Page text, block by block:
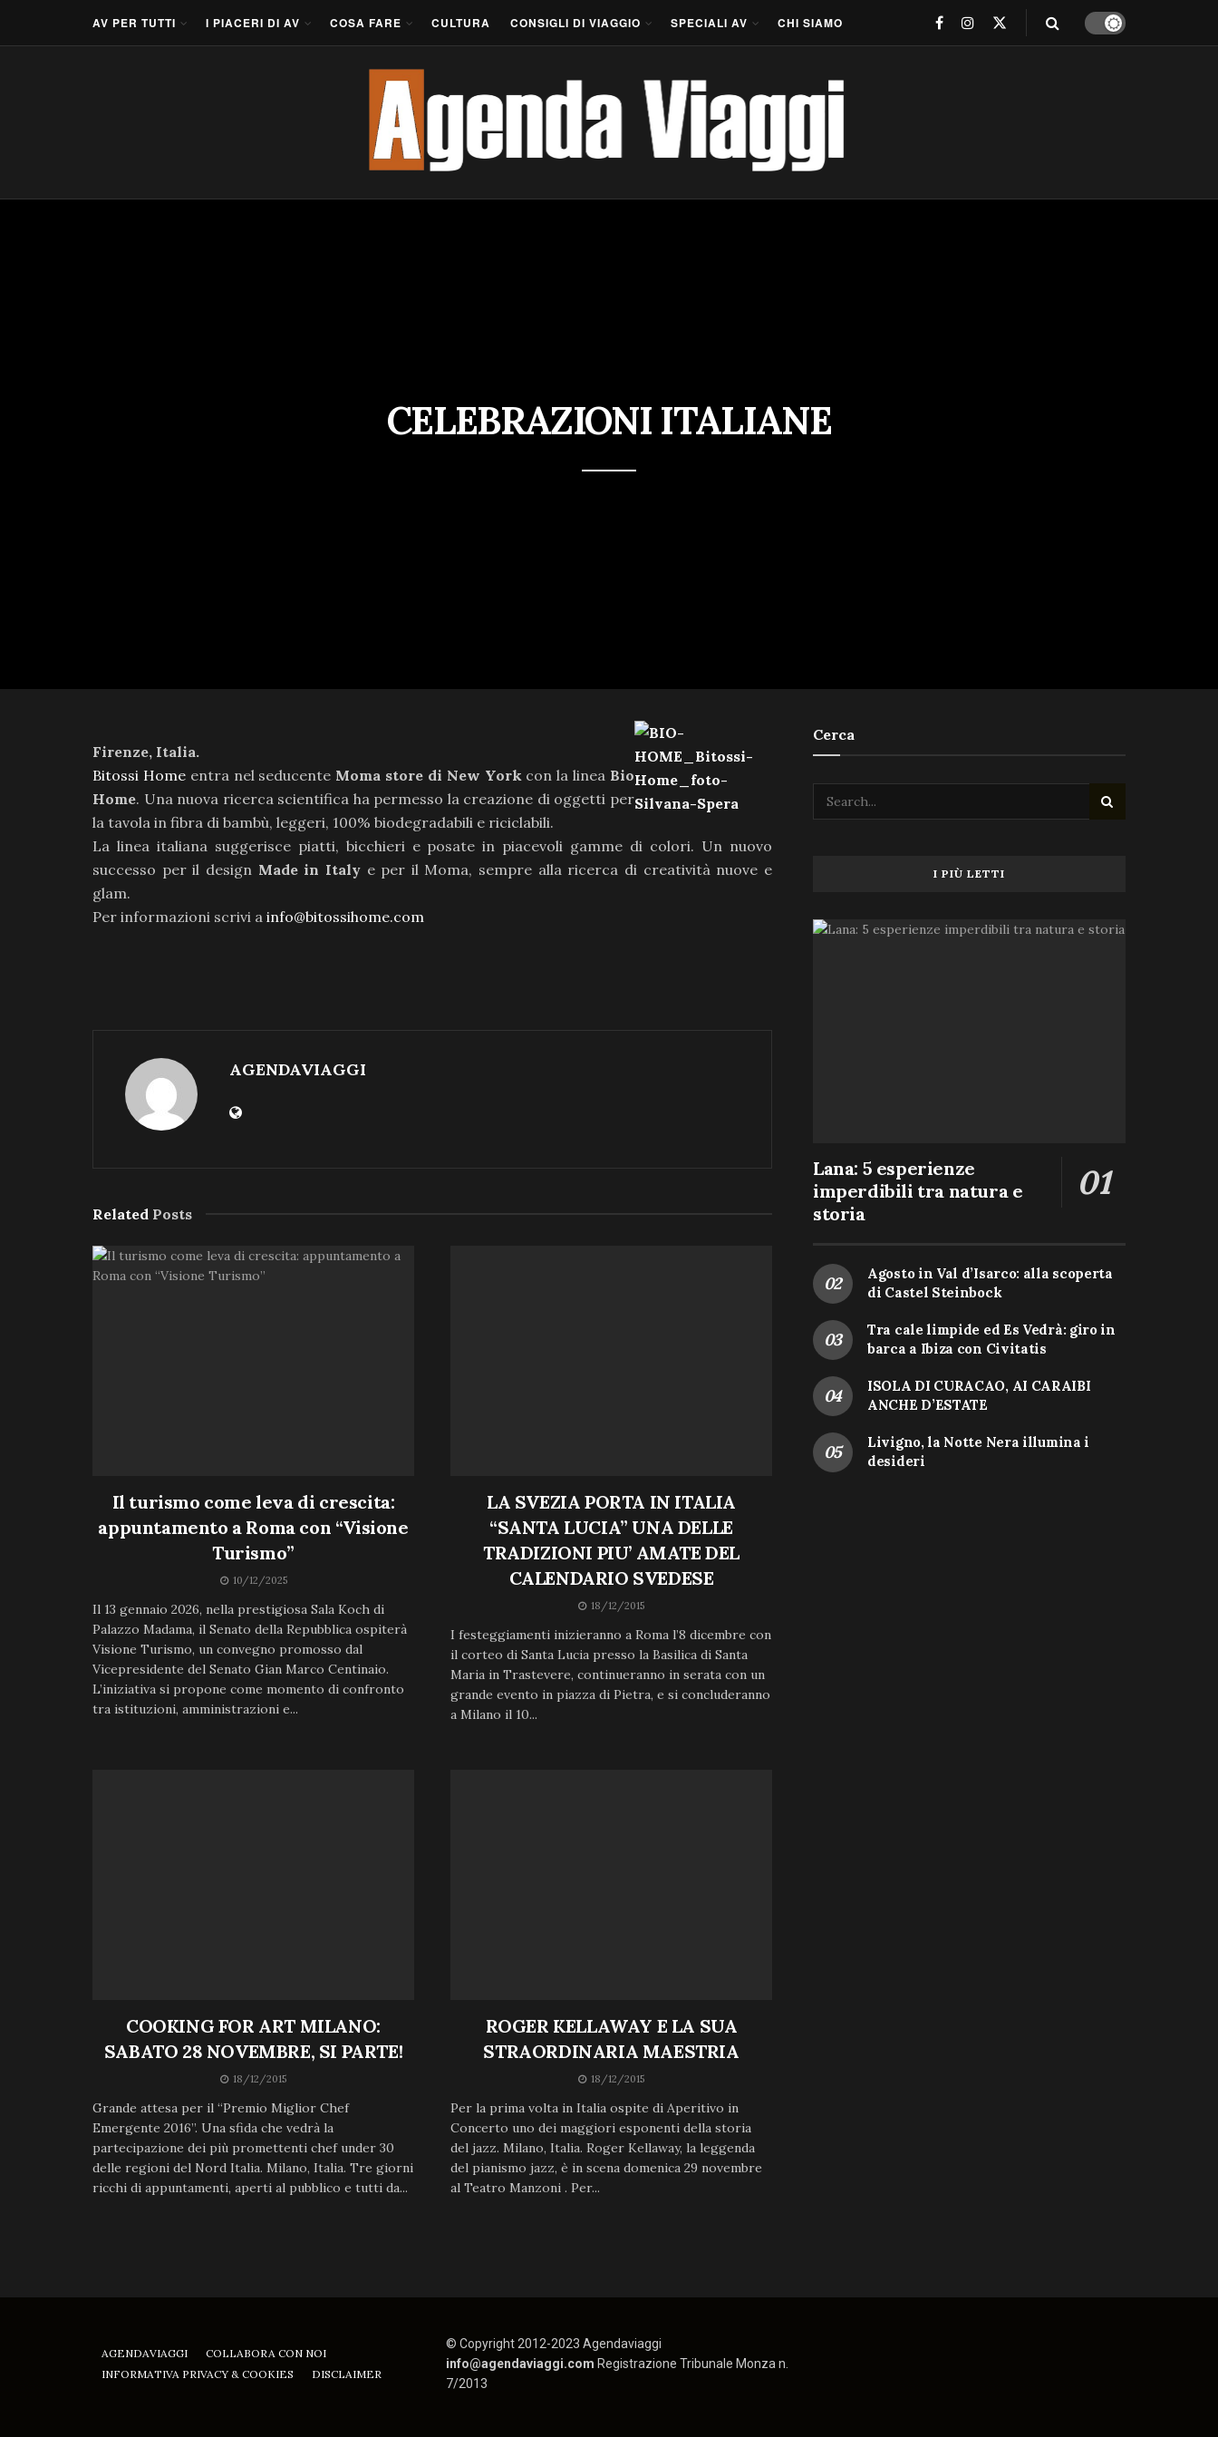
AV PER TUTTI I PIACERI DI AV COSA FARE CULTURA CONSIGLI DI VIAGGIO SPECIALI AV CHI SIAMO
CELEBRAZIONI ITALIANE
Firenze, Italia.
Bitossi Homeentra nel seducente Moma store di New Yorkcon la linea Bio
Home. Una nuova ricerca scientifica ha permesso la creazione di oggetti per
la tavola in fibra di bambù, leggeri, 100% biodegradabili e riciclabili.
La linea italiana suggerisce piatti, bicchieri e posate in piacevoli gamme di colori. Un nuovo
successo per il design Made in Italye per il Moma, sempre alla ricerca di creatività nuove e
glam.
Per informazioni scrivi a info@bitossihome.com
AGENDAVIAGGI
Related Posts
Il turismo come leva di crescita:
appuntamento a Roma con “Visione
Turismo”
10/12/2025
Il 13 gennaio 2026, nella prestigiosa Sala Koch di
Palazzo Madama, il Senato della Repubblica ospiterà
Visione Turismo, un convegno promosso dal
Vicepresidente del Senato Gian Marco Centinaio.
L’iniziativa si propone come momento di confronto
tra istituzioni, amministrazioni e...
LA SVEZIA PORTA IN ITALIA
“SANTA LUCIA” UNA DELLE
TRADIZIONI PIU’ AMATE DEL
CALENDARIO SVEDESE
18/12/2015
I festeggiamenti inizieranno a Roma l’8 dicembre con
il corteo di Santa Lucia presso la Basilica di Santa
Maria in Trastevere, continueranno in serata con un
grande evento in piazza di Pietra, e si concluderanno
a Milano il 10...
COOKING FOR ART MILANO:
SABATO 28 NOVEMBRE, SI PARTE!
18/12/2015
Grande attesa per il “Premio Miglior Chef
Emergente 2016”. Una sfida che vedrà la
partecipazione dei più promettenti chef under 30
delle regioni del Nord Italia. Milano, Italia. Tre giorni
ricchi di appuntamenti, aperti al pubblico e tutti da...
ROGER KELLAWAY E LA SUA
STRAORDINARIA MAESTRIA
18/12/2015
Per la prima volta in Italia ospite di Aperitivo in
Concerto uno dei maggiori esponenti della storia
del jazz. Milano, Italia. Roger Kellaway, la leggenda
del pianismo jazz, è in scena domenica 29 novembre
al Teatro Manzoni . Per...
Cerca
I PIÙ LETTI
Lana: 5 esperienze
imperdibili tra natura e
storia
Agosto in Val d’Isarco: alla scoperta
di Castel Steinbock
Tra cale limpide ed Es Vedrà: giro in
barca a Ibiza con Civitatis
ISOLA DI CURACAO, AI CARAIBI
ANCHE D’ESTATE
Livigno, la Notte Nera illumina i
desideri
AGENDAVIAGGI
COLLABORA CON NOI
INFORMATIVA PRIVACY & COOKIES
DISCLAIMER
© Copyright 2012-2023 Agendaviaggi
info@agendaviaggi.com Registrazione Tribunale Monza n.
7/2013